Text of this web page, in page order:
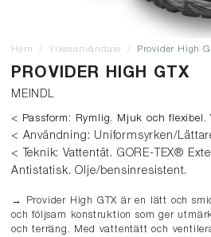
Hem Yrkesanvändare Provider High
PROVIDER HIGH GTX
MEINDL
< Passform: Rymlig. Mjuk och flexibel.
< Användning: Uniformsyrken/
< Teknik: Vattentät. GORE-TEX®
Antistatisk. Olje/bensinresistent.
→ Provider High GTX är en lätt och
och följsam konstruktion som ger
och terräng. Med vattentätt och